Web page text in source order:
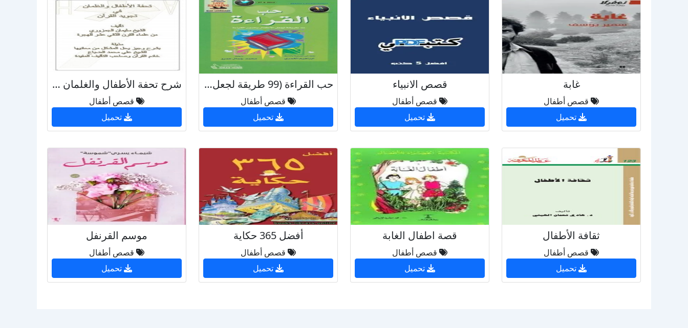
غابة
قصص أطفال
تحميل
قصص الانبياء
قصص أطفال
تحميل
حب القراءة (99 طريقة لجعل الأطفال يحبون القراءة) - نسخة مصورة
قصص أطفال
تحميل
شرح تحفة الأطفال والغلمان في تجويد القرآن
قصص أطفال
تحميل
ثقافة الأطفال
قصص أطفال
تحميل
قصة اطفال الغابة
قصص أطفال
تحميل
أفضل 365 حكاية
قصص أطفال
تحميل
موسم القرنفل
قصص أطفال
تحميل